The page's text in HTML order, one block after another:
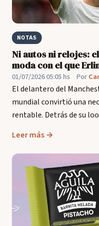
NOTAS
Ni autos ni relojes:
moda con el que
01/07/2026 05:05 hs Por
El delantero del
mundial convirtió una
rentable. Detrás de su
Leer más →